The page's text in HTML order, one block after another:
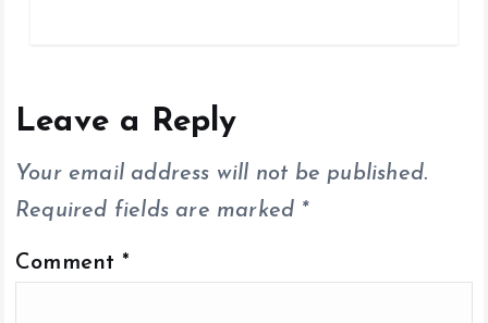
o
p
p
Leave a Reply
Your email address will not be published.
Required fields are marked *
Comment *